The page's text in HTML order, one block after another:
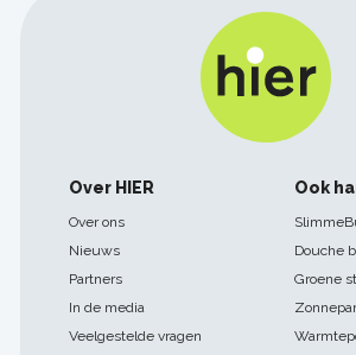
Footer
navigatie
Over HIER
Over ons
Nieuws
Partners
In de media
Veelgestelde vragen
Ook
Douche
Groene